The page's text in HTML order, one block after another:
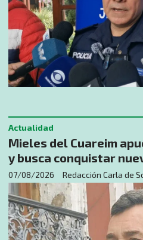
Mieles del Cuareim
y busca conquistar
Redacción Carla de
Actualidad
07/08/2026